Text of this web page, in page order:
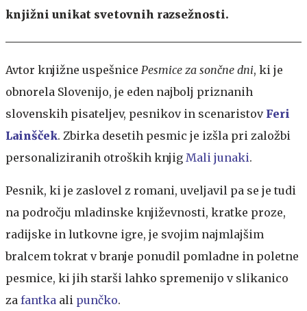
knjižni unikat svetovnih razsežnosti.
Avtor knjižne uspešnice Pesmice za sončne dni, ki je
obnorela Slovenijo, je eden najbolj priznanih
slovenskih pisateljev, pesnikov in scenaristov Feri
Lainšček. Zbirka desetih pesmic je izšla pri založbi
personaliziranih otroških knjig Mali junaki.
Pesnik, ki je zaslovel z romani, uveljavil pa se je tudi
na področju mladinske književnosti, kratke proze,
radijske in lutkovne igre, je svojim najmlajšim
bralcem tokrat v branje ponudil pomladne in poletne
pesmice, ki jih starši lahko spremenijo v slikanico
za fantka ali punčko.